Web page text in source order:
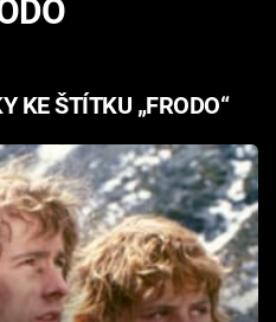
5
KE ŠTÍTKU „FRODO“